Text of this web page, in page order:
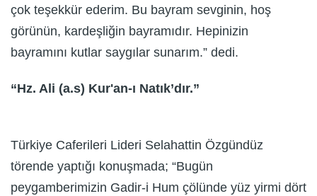
çok teşekkür ederim. Bu bayram sevginin, hoş
görünün, kardeşliğin bayramıdır. Hepinizin
bayramını kutlar saygılar sunarım.” dedi.
“Hz. Ali (a.s) Kur'an-ı Natık’dır.”
Türkiye Caferileri Lideri Selahattin Özgündüz
törende yaptığı konuşmada; “Bugün
peygamberimizin Gadir-i Hum çölünde yüz yirmi dört